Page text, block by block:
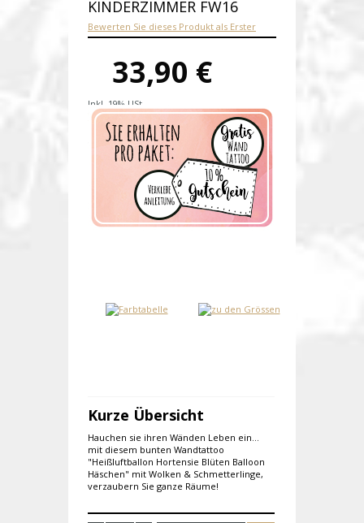
INDERZIMMER FW16
Bewerten Sie dieses Produkt als Erster
33,90 €
Inkl. 19% USt.
Versandkosten
Produktnummer:fw16-E
Verfügbarkeit:Auf Lager
Lieferzeit: 1-2 Werktage
Kurze Übersicht
Hauchen sie ihren Wänden Leben ein...
mit diesem bunten Wandtattoo
"Heißluftballon Hortensie Blüten Balloon
Häschen" mit Wolken & Schmetterlinge,
verzaubern Sie ganze Räume!